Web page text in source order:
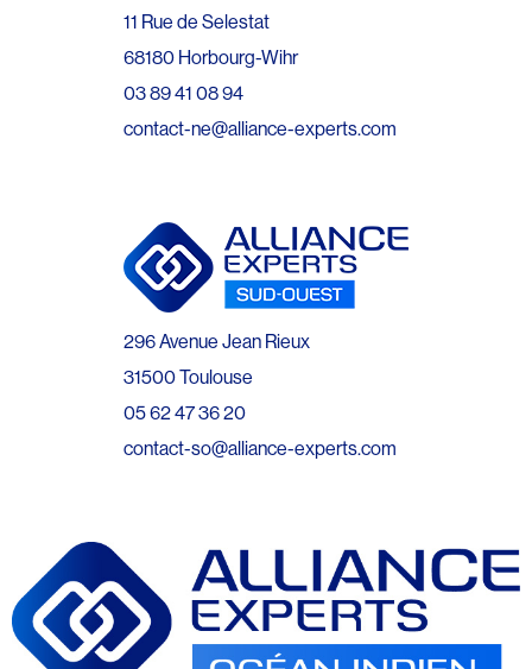
11 Rue de Selestat
68180 Horbourg-Wihr
03 89 41 08 94
contact-ne@alliance-experts.com
296 Avenue Jean Rieux
31500 Toulouse
05 62 47 36 20
contact-so@alliance-experts.com